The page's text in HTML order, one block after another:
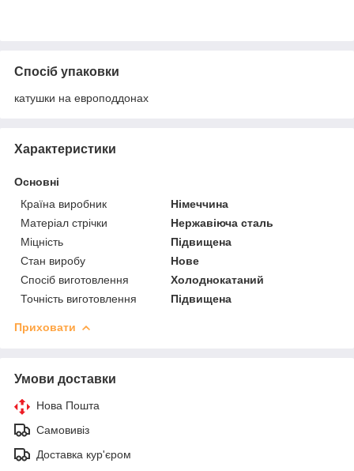
Спосіб упаковки
катушки на европоддонах
Характеристики
Основні
Країна виробник
Німеччина
Матеріал стрічки
Нержавіюча сталь
Міцність
Підвищена
Стан виробу
Нове
Спосіб виготовлення
Холоднокатаний
Точність виготовлення
Підвищена
Приховати
Умови доставки
Нова Пошта
Самовивіз
Доставка кур'єром